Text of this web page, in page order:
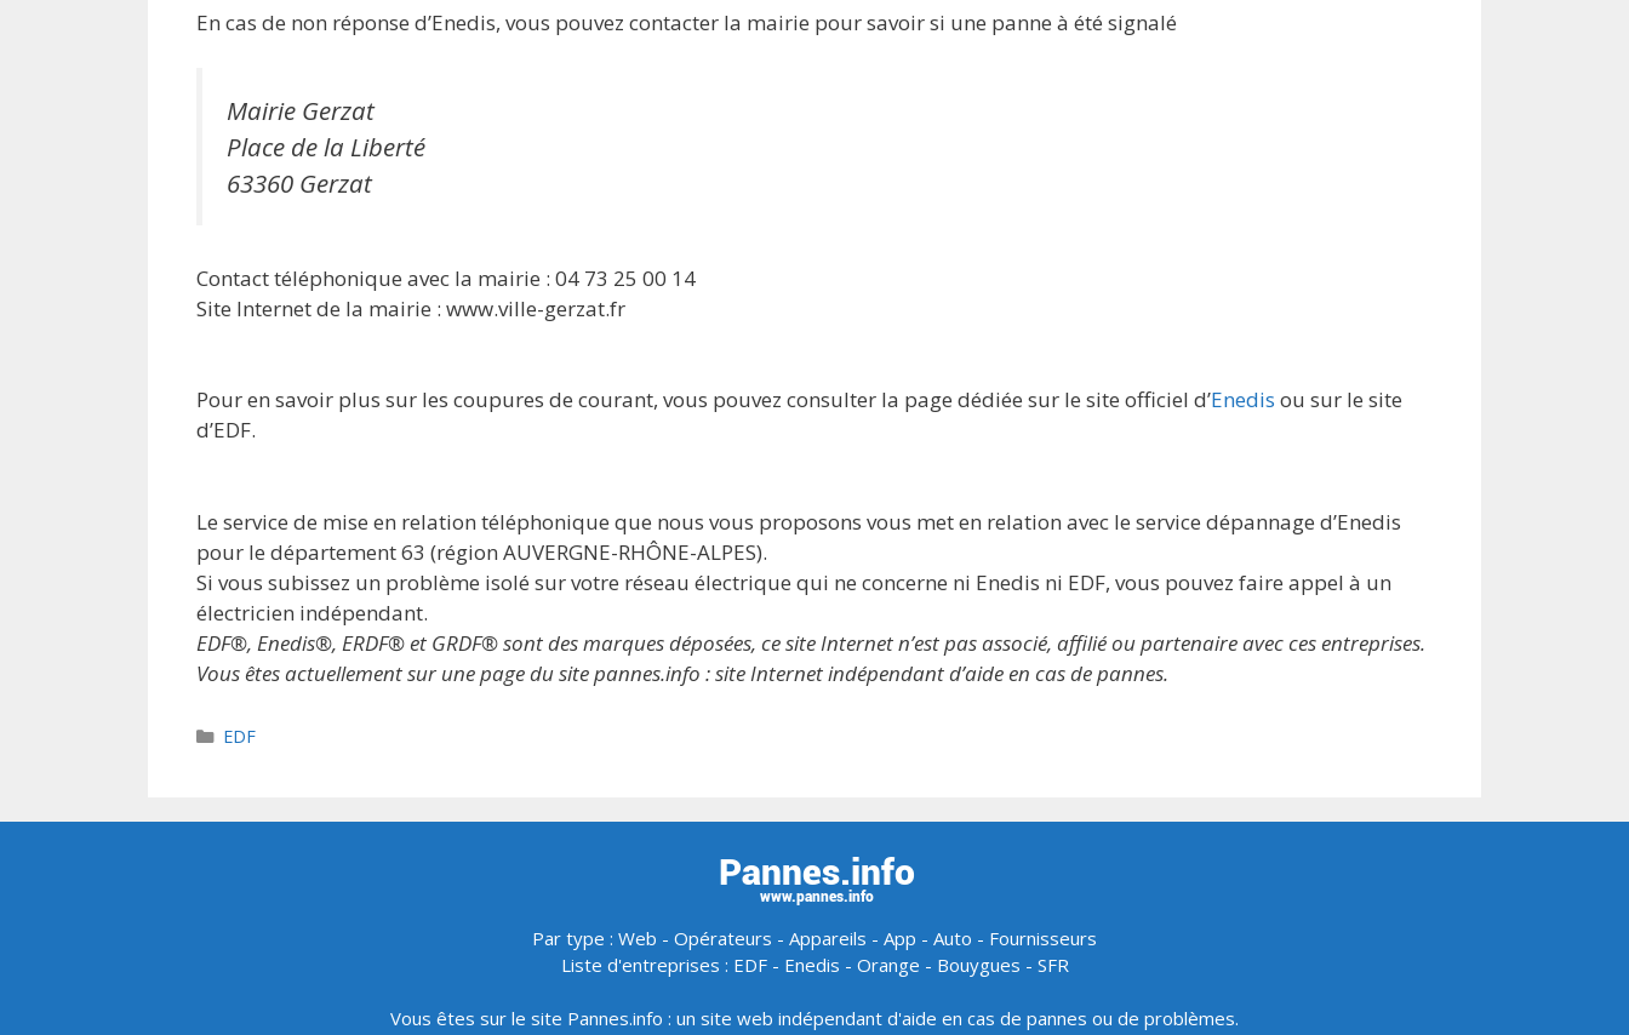
En cas de non réponse d’Enedis, vous pouvez contacter la mairie pour savoir si une panne à été signalé
Mairie Gerzat
Place de la Liberté
63360 Gerzat
Contact téléphonique avec la mairie : 04 73 25 00 14
Site Internet de la mairie : www.ville-gerzat.fr
Pour en savoir plus sur les coupures de courant, vous pouvez consulter la page dédiée sur le site officiel d’Enedis ou sur le site
d’EDF.
Le service de mise en relation téléphonique que nous vous proposons vous met en relation avec le service dépannage d’Enedis
pour le département 63 (région AUVERGNE-RHÔNE-ALPES).
Si vous subissez un problème isolé sur votre réseau électrique qui ne concerne ni Enedis ni EDF, vous pouvez faire appel à un
électricien indépendant.
EDF®, Enedis®, ERDF® et GRDF® sont des marques déposées, ce site Internet n’est pas associé, affilié ou partenaire avec ces entreprises.
Vous êtes actuellement sur une page du site pannes.info : site Internet indépendant d’aide en cas de pannes.
Catégories
EDF
Par type : Web - Opérateurs - Appareils - App - Auto - Fournisseurs
Liste d'entreprises : EDF- Enedis - Orange - Bouygues - SFR
Vous êtes sur le site Pannes.info : un site web indépendant d'aide en cas de pannes ou de problèmes.